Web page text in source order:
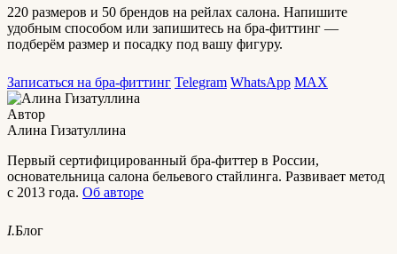
220 размеров и 50 брендов на рейлах салона. Напишите
удобным способом или запишитесь на бра-фиттинг —
подберём размер и посадку под вашу фигуру.
Записаться на бра-фиттинг Telegram WhatsApp MAX
Автор
Алина Гизатуллина
Первый сертифицированный бра-фиттер в России,
основательница салона бельевого стайлинга. Развивает метод
с 2013 года. Об авторе
I.Блог